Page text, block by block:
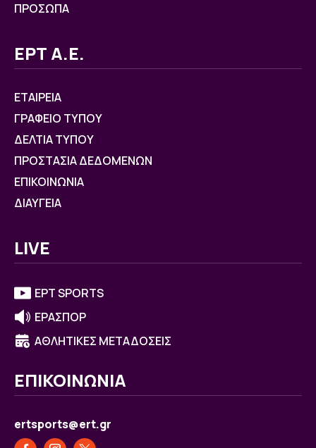
ΠΡΟΣΩΠΑ
ΕΡΤ Α.Ε.
ΕΤΑΙΡΕΙΑ
ΓΡΑΦΕΙΟ ΤΥΠΟΥ
ΔΕΛΤΙΑ ΤΥΠΟΥ
ΠΡΟΣΤΑΣΙΑ ΔΕΔΟΜΕΝΩΝ
ΕΠΙΚΟΙΝΩΝΙΑ
ΔΙΑΥΓΕΙΑ
LIVE
ΕΡΤ SPORTS
ΕΡΑΣΠΟΡ
ΑΘΛΗΤΙΚΕΣ ΜΕΤΑΔΟΣΕΙΣ
ΕΠΙΚΟΙΝΩΝΙΑ
ertsports@ert.gr